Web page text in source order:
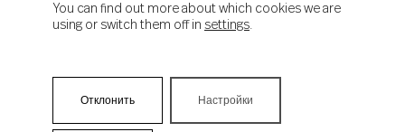
You can find out more about which cookies we are
using or switch them off in settings
Отклонить Настройки